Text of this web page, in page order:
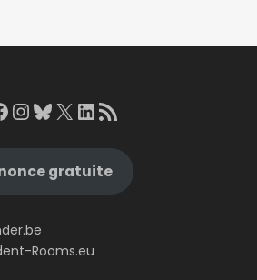
Instagram
Bluesky
X LinkedIn
RSS Feed
gratuite
Rooms.eu